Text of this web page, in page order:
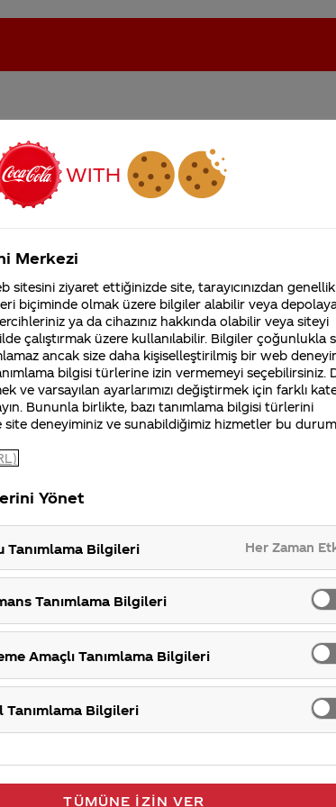
Filistin'de fabr... Coca-Cola’yı kim buldu?
var ve
Coke Müzik Festivali ile siz
bilmenizi isteriz.
Coca-Cola Şirketi
merak ettikleriniz.
Fabrikalarımız,
sertifikalarımız, faaliyet
gösterdiğimiz ülkeler,
tarihçemiz ve daha
Merkezi
sitesini ziyaret ettiğinizde site, tarayıcınızdan
biçiminde olmak üzere bilgiler alabilir veya
ya da cihazınız hakkında olabilir veya siteyi
çalıştırmak üzere kullanılabilir. Bilgiler çoğunlukla
ancak size daha kişiselleştirilmiş bir web
bilgisi türlerine izin vermemeyi seçebilirsiniz.
ve varsayılan ayarlarımızı değiştirmek için farklı
Bununla birlikte, bazı tanımlama bilgisi türlerini
site deneyiminiz ve sunabildiğimiz hizmetler bu
Yönet
Tanımlama Bilgileri Her Zaman
Tanımlama Bilgileri
Amaçlı Tanımlama Bilgileri
Tanımlama Bilgileri
TÜMÜNE İZIN VER